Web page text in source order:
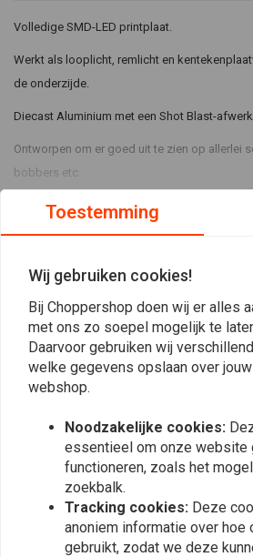
Volledige SMD-LED printplaat.
Werkt als looplicht, remlicht en
de onderzijde.
Diecast Aluminium met een Shot Blast-
Ontworpen om er goed uit te zien op allerlei
bobbers etc.
Volledig E-gemarkeerd voor homologatie.
Geel = RUNNING-lampje
Rood = STOP-licht
Zwart = aarde
Lees meer
Reviews
Berthold
Schnelle Lieferung Ware top
Toestemming
Wij gebruiken cookies!
Bij Choppershop doen wij er alles
met ons zo soepel mogelijk te
Daarvoor gebruiken wij
welke gegevens opslaan over
webshop.
Noodzakelijke cookies:
essentieel om onze website
functioneren, zoals het
zoekbalk.
Tracking cookies: Deze
anoniem informatie over
gebruikt, zodat we deze